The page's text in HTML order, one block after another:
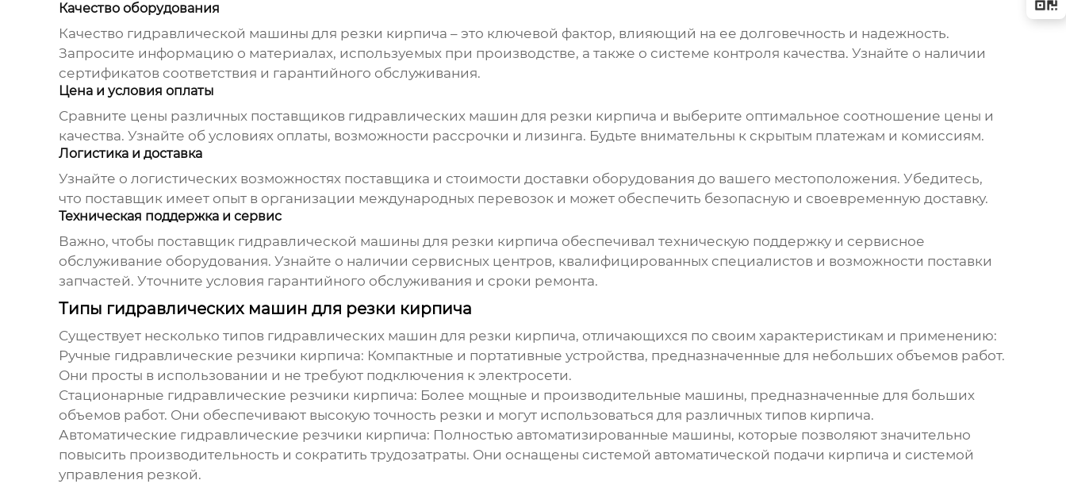
Качество оборудования
Качество гидравлической машины для резки кирпича – это ключевой фактор, влияющий на ее долговечность и надежность.
Запросите информацию о материалах, используемых при производстве, а также о системе контроля качества. Узнайте о наличии
сертификатов соответствия и гарантийного обслуживания.
Цена и условия оплаты
Сравните цены различных поставщиков гидравлических машин для резки кирпича и выберите оптимальное соотношение цены и
качества. Узнайте об условиях оплаты, возможности рассрочки и лизинга. Будьте внимательны к скрытым платежам и комиссиям.
Логистика и доставка
Узнайте о логистических возможностях поставщика и стоимости доставки оборудования до вашего местоположения. Убедитесь,
что поставщикимеет опыт в организации международных перевозок и может обеспечить безопасную и своевременную доставку.
Техническая поддержка и сервис
Важно, чтобы поставщик гидравлической машины для резки кирпича обеспечивал техническую поддержку и сервисное
обслуживание оборудования. Узнайте о наличии сервисных центров, квалифицированных специалистов и возможности поставки
запчастей. Уточните условия гарантийного обслуживания и сроки ремонта.
Типы гидравлических машин для резки кирпича
Существует несколько типов гидравлических машин для резки кирпича, отличающихся по своим характеристикам и применению:
Ручные гидравлические резчики кирпича: Компактные и портативные устройства, предназначенные для небольших объемов работ.
Они просты в использовании и не требуют подключения к электросети.
Стационарные гидравлические резчики кирпича: Более мощные и производительные машины, предназначенные для больших
объемов работ. Они обеспечивают высокую точность резки и могут использоваться для различных типов кирпича.
Автоматические гидравлические резчики кирпича: Полностью автоматизированные машины, которые позволяют значительно
повысить производительность и сократить трудозатраты. Они оснащены системой автоматической подачи кирпича и системой
управления резкой.